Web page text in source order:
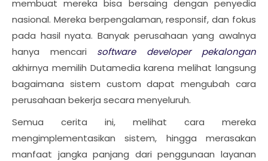
membuat mereka bisa bersaing dengan penyedia
nasional. Mereka berpengalaman, responsif, dan fokus
pada hasil nyata. Banyak perusahaan yang awalnya
hanya mencari software developer pekalongan
akhirnya memilih Dutamedia karena melihat langsung
bagaimana sistem custom dapat mengubah cara
perusahaan bekerja secara menyeluruh.
Semua cerita ini, melihat cara mereka
mengimplementasikan sistem, hingga merasakan
manfaat jangka panjang dari penggunaan layanan